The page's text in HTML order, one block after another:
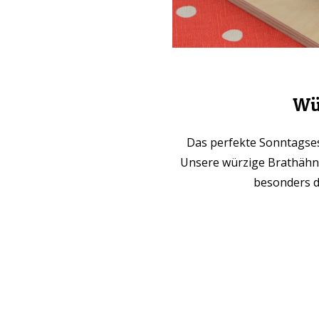
Das perfekte
Unsere würzige
besonders